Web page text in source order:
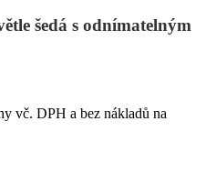
šedá s odnímatelným
vč. DPH a bez nákladů na